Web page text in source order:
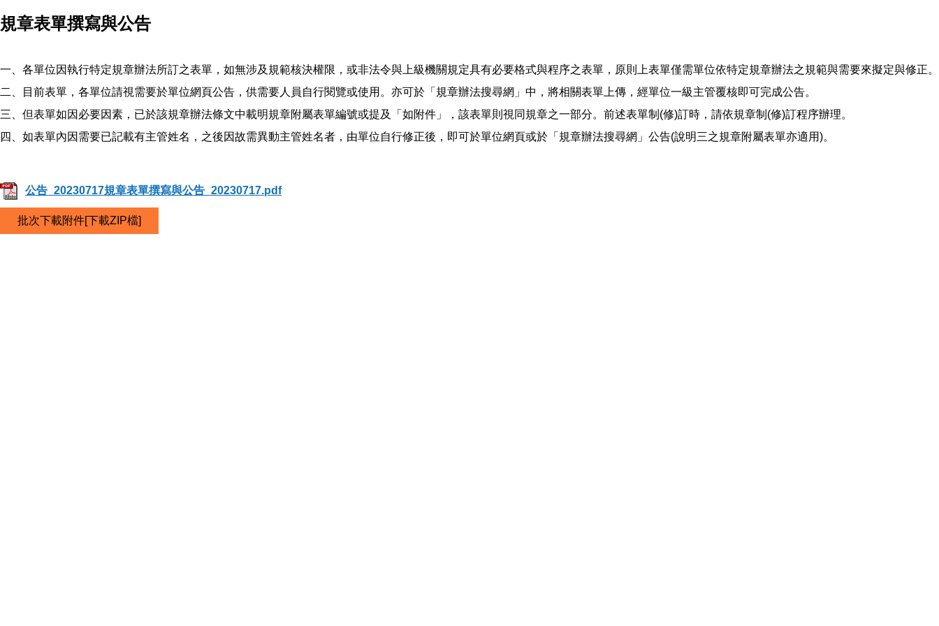
規章表單撰寫與公告
一、各單位因執行特定規章辦法所訂之表單，如無涉及規範核決權限，或非法令與上級機關規定具有必要格式與程序之表單，原則上表單僅需單位依特定規章辦法之規範與需要來擬定與修正。
二、目前表單，各單位請視需要於單位網頁公告，供需要人員自行閱覽或使用。亦可於「規章辦法搜尋網」中，將相關表單上傳，經單位一級主管覆核即可完成公告。
三、但表單如因必要因素，已於該規章辦法條文中載明規章附屬表單編號或提及「如附件」，該表單則視同規章之一部分。前述表單制(修)訂時，請依規章制(修)訂程序辦理。
四、如表單內因需要已記載有主管姓名，之後因故需異動主管姓名者，由單位自行修正後，即可於單位網頁或於「規章辦法搜尋網」公告(說明三之規章附屬表單亦適用)。
公告_20230717規章表單撰寫與公告_20230717.pdf
批次下載附件[下載ZIP檔]